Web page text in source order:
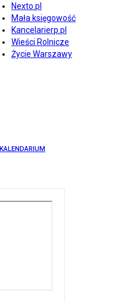
Nexto.pl
Mała księgowość
Kancelarierp.pl
Wieści Rolnicze
Życie Warszawy
KALENDARIUM